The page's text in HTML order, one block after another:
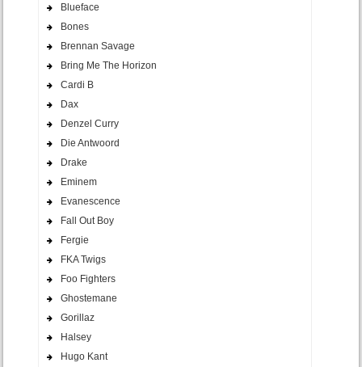
Blueface
Bones
Brennan Savage
Bring Me The Horizon
Cardi B
Dax
Denzel Curry
Die Antwoord
Drake
Eminem
Evanescence
Fall Out Boy
Fergie
FKA Twigs
Foo Fighters
Ghostemane
Gorillaz
Halsey
Hugo Kant